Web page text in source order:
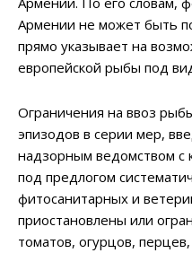
Армении не может быть
прямо указывает на
европейской рыбы под
Ограничения на ввоз
эпизодов в серии мер,
надзорным ведомством с
под предлогом
фитосанитарных и
приостановлены или
томатов, огурцов,